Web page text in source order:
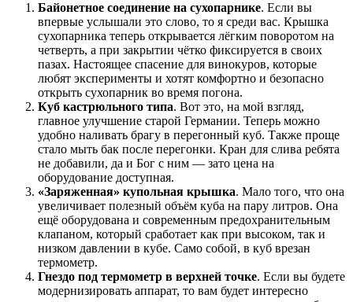
Байонетное соединение на сухопарнике. Если вы
впервые услышали это слово, то я среди вас. Крышка
сухопарника теперь открывается лёгким поворотом на
четверть, а при закрытии чётко фиксируется в своих
пазах. Настоящее спасение для винокуров, которые
любят эксперименты и хотят комфортно и безопасно
открыть сухопарник во время погона.
Куб кастрюльного типа. Вот это, на мой взгляд,
главное улучшение старой Германии. Теперь можно
удобно наливать брагу в перегонный куб. Также проще
стало мыть бак после перегонки. Кран для слива ребята
не добавили, да и Бог с ним — зато цена на
оборудование доступная.
«Заряженная» купольная крышка. Мало того, что она
увеличивает полезный объём куба на пару литров. Она
ещё оборудована и современным предохранительным
клапаном, который сработает как при высоком, так и
низком давлении в кубе. Само собой, в куб врезан
термометр.
Гнездо под термометр в верхней точке. Если вы будете
модернизировать аппарат, то вам будет интересно